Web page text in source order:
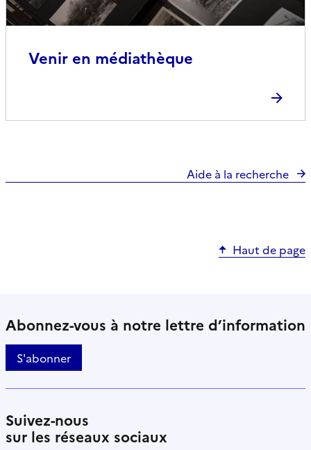
Venir en médiathèque
Aide à la recherche
Haut de page
Abonnez-vous à notre lettre d’information
S'abonner
Suivez-nous
sur les réseaux sociaux